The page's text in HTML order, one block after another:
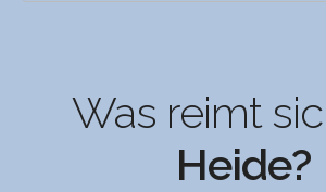
Was reimt
Heide?